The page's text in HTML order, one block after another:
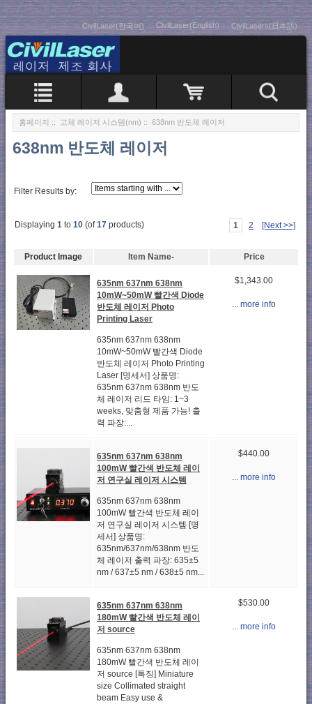
CivilLaser(한국어) CivilLaser(English) CivilLasers(日本語)
홈페이지 :: 고체 레이저 시스템(nm) :: 638nm 반도체 레이저
638nm 반도체 레이저
Filter Results by:
Displaying 1 to 10 (of17 products) 1 2 [Next >>]
Product Image Item Name- Price
635nm 637nm 638nm
10mW~50mW 빨간색 Diode
반도체 레이저 Photo
Printing Laser
635nm 637nm 638nm
10mW~50mW 빨간색 Diode
반도체 레이저 Photo Printing
Laser [명세서] 상품명:
635nm 637nm 638nm 반도
체 레이저 리드 타임: 1~3
weeks, 맞춤형 제품 가능! 출
력 파장:...
$1,343.00
... more info
635nm 637nm 638nm
100mW 빨간색 반도체 레이
저 연구실 레이저 시스템
635nm 637nm 638nm
100mW 빨간색 반도체 레이
저 연구실 레이저 시스템 [명
세서] 상품명:
635nm/637nm/638nm 반도
체 레이저 출력 파장: 635±5
nm / 637±5 nm / 638±5 nm...
$440.00
... more info
635nm 637nm 638nm
180mW 빨간색 반도체 레이
저 source
635nm 637nm 638nm
180mW 빨간색 반도체 레이
저 source [특징] Miniature
size Collimated straight
beam Easy use &
$530.00
... more info